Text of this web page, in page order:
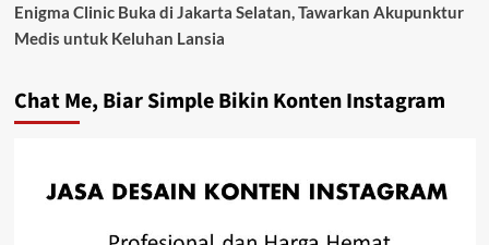
Enigma Clinic Buka di Jakarta Selatan, Tawarkan Akupunktur
Medis untuk Keluhan Lansia
Chat Me, Biar Simple Bikin Konten Instagram